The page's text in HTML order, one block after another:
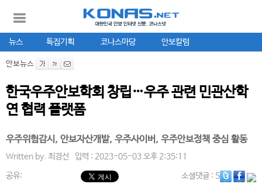
뉴스 특집기획 코나스마당 안보칼럼
안보뉴스
한국우주안보학회 창립…우주 관련 민관산학
연 협력 플랫폼
우주위험감시, 안보자산개발, 우주사이버, 우주안보정책 중심 활동
Written by. 최경선 입력 : 2023-05-03 오후 2:35:11
공유: 소셜댓글: 5